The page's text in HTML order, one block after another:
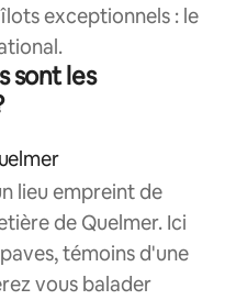
exceptionnels : le
sont les
lieu empreint de
de Quelmer. Ici
témoins d'une
vous balader